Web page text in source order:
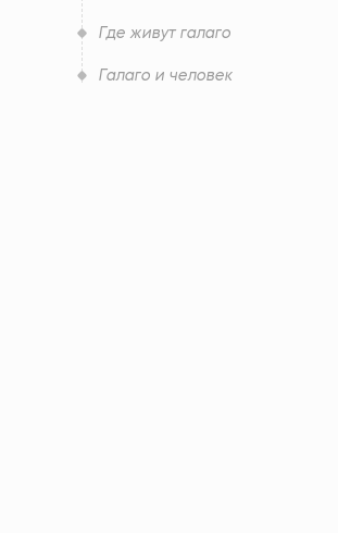
Где живут галаго
Галаго и человек